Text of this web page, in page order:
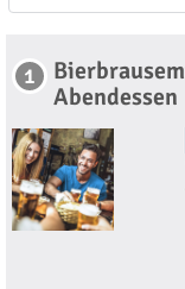
1
Abendessen